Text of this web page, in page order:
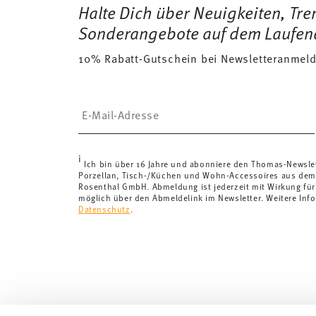
4 x Frühstücksteller 22 cm, 4 x Kaffee-Obertasse, 4 x
Rund
Lieferländer (ausgenommen Lieferungen ins
Lieferkosten unter 69,90 €:
Wenn der Wert Ihres
Versandkosten an. Für Deutschland betragen diese
Lieferkostenhier einsehen.
Für Lieferungen ins
Schweiz:Lieferungen in die Schweiz sind ab 69,90
von 69,90 CHF liegen die Versandkosten bei 36,90
Lieferzeit innerhalb Deutschlands:3-5 Werktage für
andere Länderhier einsehen.
Retouren:Für Retouren nutzen Sie bitte unseren
Halte Dich über Neuigkeiten,
Sonderangebote auf dem
10% Rabatt-Gutschein bei
i Ich bin über 16 Jahre und abonniere den Thomas-
Porzellan, Tisch-/Küchen und Wohn-Accessoires aus
Rosenthal GmbH. Abmeldung ist jederzeit mit Wirkung
möglich über den Abmeldelink im Newsletter. Weitere
Datenschutz